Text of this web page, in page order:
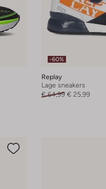
-60%
Replay
Lage sneakers
€ 64,99 € 25,99